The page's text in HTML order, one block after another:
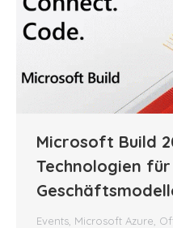
Microsoft Build
Technologien
Events Microsoft Azure